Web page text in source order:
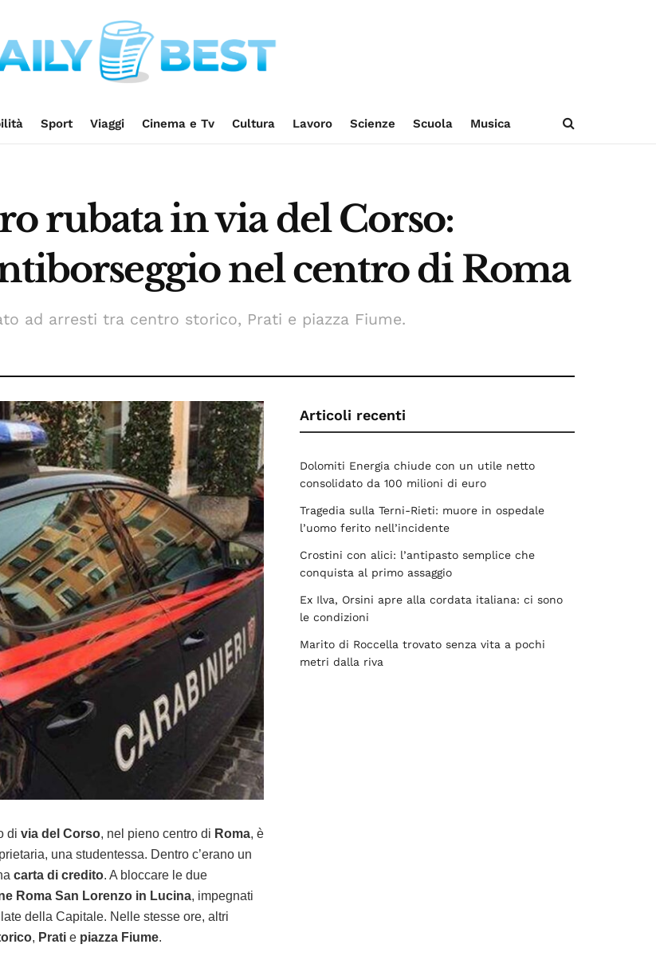
Sport Viaggi Cinema e Tv Cultura Lavoro Scienze Scuola Musica
rubata in via del Corso:
nel centro di Roma
ad arresti tra centro storico, Prati e piazza Fiume.
di via del Corso, nel pieno centro di Roma, è
una studentessa. Dentro c’erano un
carta di credito. A bloccare le due
Roma San Lorenzo in Lucina, impegnati
della Capitale. Nelle stesse ore, altri
, Prati e piazza Fiume.
Articoli recenti
Dolomiti Energia chiude con un utile netto
consolidato da 100 milioni di euro
Tragedia sulla Terni-Rieti: muore in ospedale
l’uomo ferito nell’incidente
Crostini con alici: l’antipasto semplice che
conquista al primo assaggio
Ex Ilva, Orsini apre alla cordata italiana: ci sono
le condizioni
Marito di Roccella trovato senza vita a pochi
metri dalla riva